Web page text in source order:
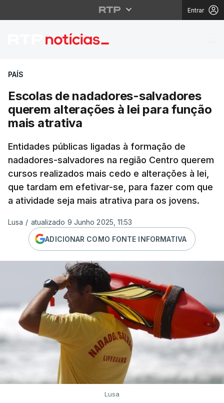
Entrar
Escolas de
PAÍS
Escolas de nadadores-salvadores
querem alterações à lei para função
mais atrativa
Entidades públicas ligadas à formação de
nadadores-salvadores na região Centro querem
cursos realizados mais cedo e alterações à lei,
que tardam em efetivar-se, para fazer com que
a atividade seja mais atrativa para os jovens.
Lusa / atualizado 9 Junho 2025, 11:53
ADICIONAR COMO FONTE INFORMATIVA
Lusa